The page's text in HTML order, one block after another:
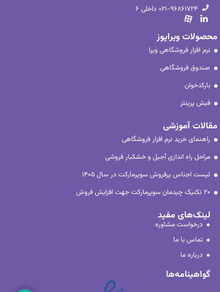
۰۲۱-۹۶۸۶۱۷۲۴ داخلی ۶
محصولات ویراپوز
نرم افزار فروشگاهی ویرا
صندوق فروشگاهی
بارکدخوان
فیش پرینتر
مقالات آموزشی
راهنمای خرید نرم افزار فروشگاهی
مراحل راه اندازی آجیل و خشکبار فروشی
لیست اجناس پرفروش سوپرمارکت در سال ۱۴۰۵
۲۰ تکنیک چیدمان سوپرمارکت جهت افزایش فروش
لینک‌های مفید
درخواست مشاوره
تماس با ما
درباره ما
گواهینامه‌ها